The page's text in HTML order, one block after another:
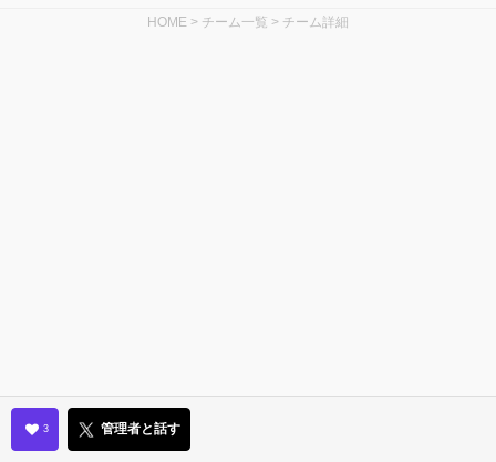
HOME > チーム一覧 > チーム詳細
3 管理者と話す